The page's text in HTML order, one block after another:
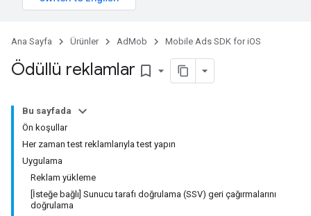
Ana Sayfa Ürünler AdMob Mobile Ads SDK for iOS
Ödüllü reklamlar bookmark_border
Bu sayfada
Ön koşullar
Her zaman test reklamlarıyla test yapın
Uygulama
Reklam yükleme
[İsteğe bağlı] Sunucu tarafı doğrulama (SSV) geri çağırmalarını
doğrulama